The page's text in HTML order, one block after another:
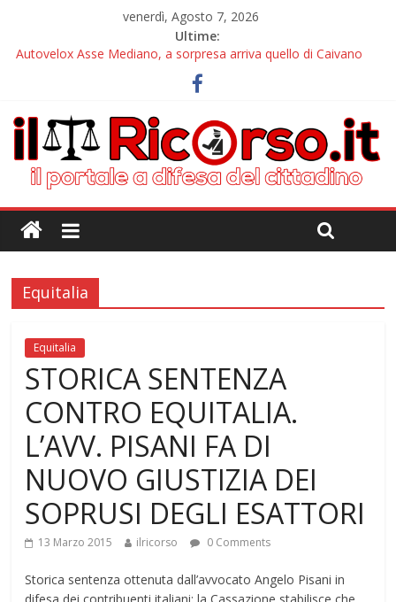
venerdì, Agosto 7, 2026
Ultime:
Autovelox Asse Mediano, a sorpresa arriva quello di Caivano
Tutor, il nuovo incubo arriva alle pendici del Vesuvio
Chiusura estiva IlRicorso: le info per contattarci
Autovelox Aversa Nord, dalla disattivazione all’amarezza di chi
ha pagato i verbali
Domiziana, a Cellole arriva il tutor
Equitalia
Equitalia
STORICA SENTENZA
CONTRO EQUITALIA.
L’AVV. PISANI FA DI
NUOVO GIUSTIZIA DEI
SOPRUSI DEGLI ESATTORI
13 Marzo 2015 ilricorso 0 Comments
Storica sentenza ottenuta dall’avvocato Angelo Pisani in